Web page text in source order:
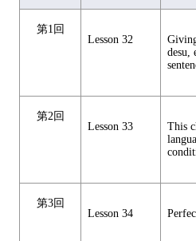
第1回
Lesson 32
desu,
第2回
Lesson 33
This
第3回
Lesson 34